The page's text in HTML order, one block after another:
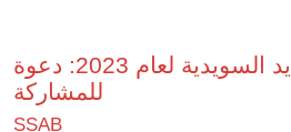
جائزة الحديد السويدية لعام 2023: دعوة
للمشاركة
SSAB